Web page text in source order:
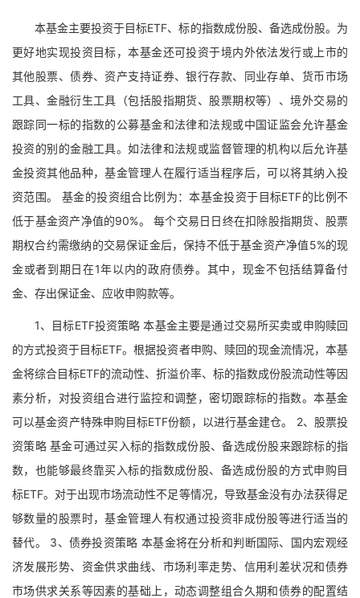
本基金主要投资于目标ETF、标的指数成份股、备选成份股。为
更好地实现投资目标，本基金还可投资于境内外依法发行或上市的
其他股票、债券、资产支持证券、银行存款、同业存单、货币市场
工具、金融衍生工具（包括股指期货、股票期权等）、境外交易的
跟踪同一标的指数的公募基金和法律和法规或中国证监会允许基金
投资的别的金融工具。如法律和法规或监督管理的机构以后允许基
金投资其他品种，基金管理人在履行适当程序后，可以将其纳入投
资范围。 基金的投资组合比例为：本基金投资于目标ETF的比例不
低于基金资产净值的90%。 每个交易日日终在扣除股指期货、股票
期权合约需缴纳的交易保证金后，保持不低于基金资产净值5%的现
金或者到期日在1年以内的政府债券。其中，现金不包括结算备付
金、存出保证金、应收申购款等。
1、目标ETF投资策略 本基金主要是通过交易所买卖或申购赎回
的方式投资于目标ETF。根据投资者申购、赎回的现金流情况，本基
金将综合目标ETF的流动性、折溢价率、标的指数成份股流动性等因
素分析，对投资组合进行监控和调整，密切跟踪标的指数。本基金
可以基金资产特殊申购目标ETF份额，以进行基金建仓。 2、股票投
资策略 基金可通过买入标的指数成份股、备选成份股来跟踪标的指
数，也能够最终靠买入标的指数成份股、备选成份股的方式申购目
标ETF。对于出现市场流动性不足等情况，导致基金没有办法获得足
够数量的股票时，基金管理人有权通过投资非成份股等进行适当的
替代。 3、债券投资策略 本基金将在分析和判断国际、国内宏观经
济发展形势、资金供求曲线、市场利率走势、信用利差状况和债券
市场供求关系等因素的基础上，动态调整组合久期和债券的配置结